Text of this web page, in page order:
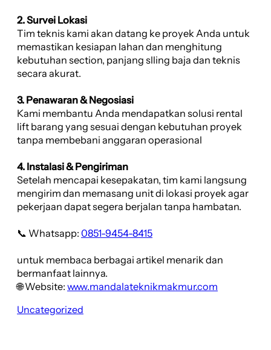
2. Survei Lokasi
Tim teknis kami akan datang ke proyek Anda untuk
memastikan kesiapan lahan dan menghitung
kebutuhan section, panjang slling baja dan teknis
secara akurat.
3. Penawaran & Negosiasi
Kami membantu Anda mendapatkan solusi rental
lift barang yang sesuai dengan kebutuhan proyek
tanpa membebani anggaran operasional
4. Instalasi & Pengiriman
Setelah mencapai kesepakatan, tim kami langsung
mengirim dan memasang unit di lokasi proyek agar
pekerjaan dapat segera berjalan tanpa hambatan.
📞 Whatsapp: 0851-9454-8415
untuk membaca berbagai artikel menarik dan
bermanfaat lainnya.
🌐 Website: www.mandalateknikmakmur.com
Uncategorized